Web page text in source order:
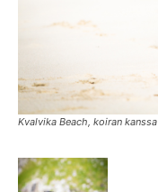
Kvalvika Beach, koiran kanssa